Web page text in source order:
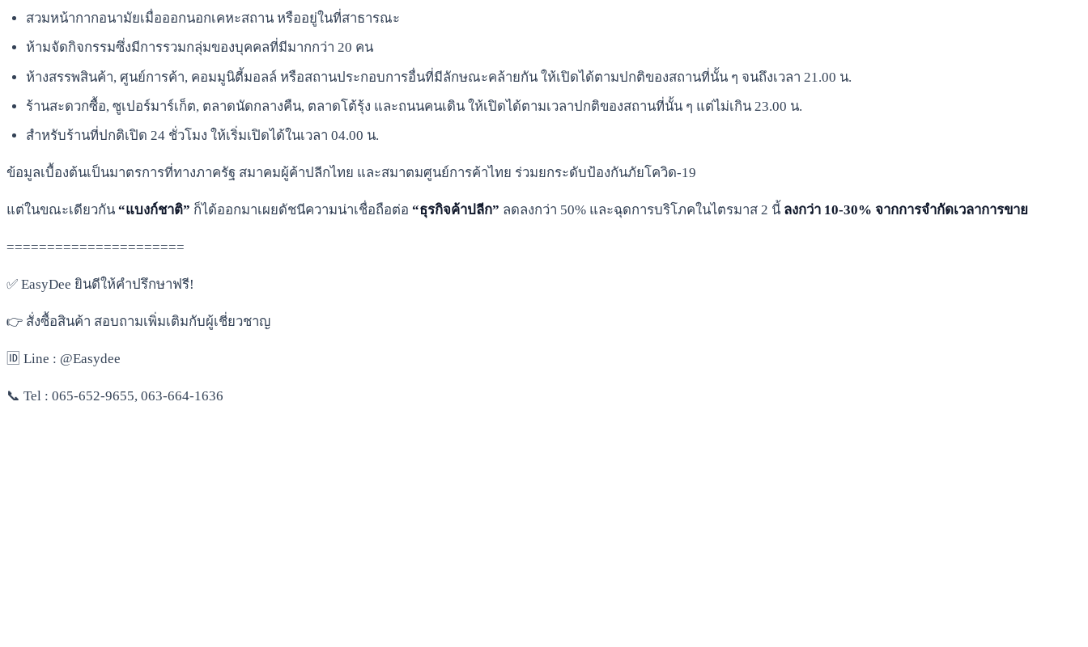
สวมหน้ากากอนามัยเมื่อออกนอกเคหะสถาน หรืออยู่ในที่สาธารณะ
ห้ามจัดกิจกรรมซึ่งมีการรวมกลุ่มของบุคคลที่มีมากกว่า 20 คน
ห้างสรรพสินค้า, ศูนย์การค้า, คอมมูนิตี้มอลล์ หรือสถานประกอบการอื่นที่มีลักษณะคล้ายกัน ให้เปิดได้ตามปกติของสถานที่นั้น ๆ จนถึงเวลา 21.00 น.
ร้านสะดวกซื้อ, ซูเปอร์มาร์เก็ต, ตลาดนัดกลางคืน, ตลาดโต้รุ้ง และถนนคนเดิน ให้เปิดได้ตามเวลาปกติของสถานที่นั้น ๆ แต่ไม่เกิน 23.00 น.
สำหรับร้านที่ปกติเปิด 24 ชั่วโมง ให้เริ่มเปิดได้ในเวลา 04.00 น.
ข้อมูลเบื้องต้นเป็นมาตรการที่ทางภาครัฐ สมาคมผู้ค้าปลีกไทย และสมาตมศูนย์การค้าไทย ร่วมยกระดับป้องกันภัยโควิด-19
แต่ในขณะเดียวกัน “แบงก์ชาติ” ก็ได้ออกมาเผยดัชนีความน่าเชื่อถือต่อ “ธุรกิจค้าปลีก” ลดลงกว่า 50% และฉุดการบริโภคในไตรมาส 2 นี้ ลงกว่า 10-30% จากการจำกัดเวลาการขาย
======================
✅ EasyDee ยินดีให้คำปรึกษาฟรี!
👉 สั่งซื้อสินค้า สอบถามเพิ่มเติมกับผู้เชี่ยวชาญ
🆔 Line : @Easydee
📞 Tel : 065-652-9655, 063-664-1636